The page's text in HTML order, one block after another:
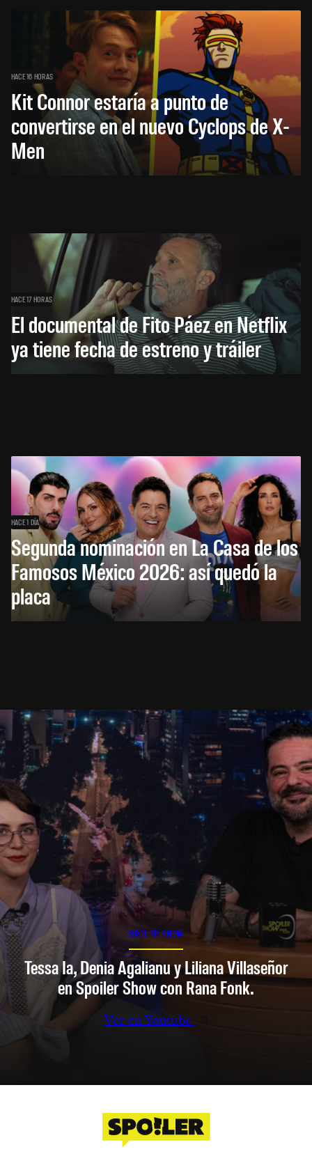
HACE 16 HORAS
Kit Connor estaría a punto de
convertirse en el nuevo Cyclops de X-
Men
HACE 17 HORAS
El documental de Fito Páez en Netflix
ya tiene fecha de estreno y tráiler
HACE 1 DÍA
Segunda nominación en La Casa de los
Famosos México 2026: así quedó la
placa
SPOILER SHOW
Tessa Ia, Denia Agalianu y Liliana Villaseñor
en Spoiler Show con Rana Fonk.
Ver en Youtube